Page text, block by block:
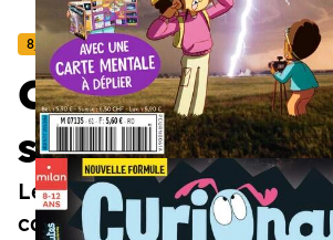
Curionautes
sciences
Les sciences n'ont jamais
captivantes.
8/12 ans